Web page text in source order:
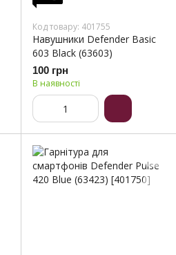
Код товару: 401755
Навушники Defender Basic
603 Black (63603)
100 грн
В наявності